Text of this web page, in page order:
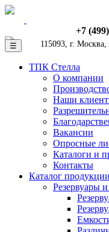
+7
115093, г.
☰
ТПК Стелла
О компании
Наши
Вакансии
Опросные
Каталоги и
Контакты
Каталог продукции
Резервуары